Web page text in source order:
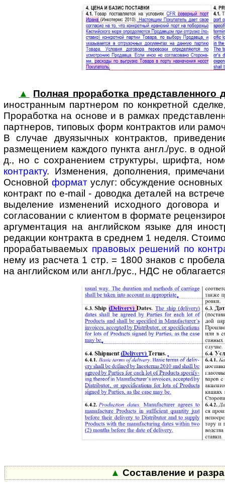
▲
Полная проработка представленного
ино­стран­ным партнером по конк­ретной
Проработка на основе и в рамках
партнеров, типовых форм контрактов или
В случае двуязычных контрактов,
размещением каждого пункта англ./рус. в
д., но с сохранением структуры, шрифта,
контракту. Изменения, дополнения,
Основнойформат услуг: обсуждение
контракт по e-mail - доводка деталей на
выделение изменений исходного договора
согласовании с клиентом в формате
аргументация на английском языке для
редакции контракта в среднем 1 неделя.
прорабатываемых правовых решений по
нему из расчета 1 стр. = 1800 знаков с
на английском или англ./рус., НДС не
▲ Составление и